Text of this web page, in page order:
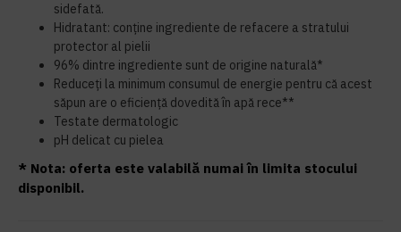
sidefată.
Hidratant: conține ingrediente de refacere a stratului
protector al pielii
96% dintre ingrediente sunt de origine naturală*
Reduceți la minimum consumul de energie pentru că acest
săpun are o eficiență dovedită în apă rece**
Testate dermatologic
pH delicat cu pielea
* Nota: oferta este valabilă numai în limita stocului
disponibil.